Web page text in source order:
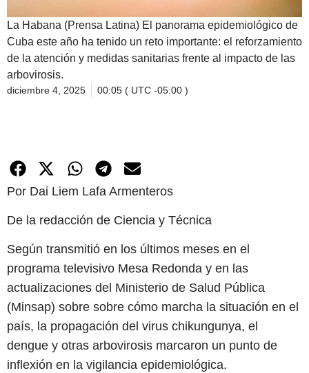
La Habana (Prensa Latina) El panorama epidemiológico de
Cuba este año ha tenido un reto importante: el reforzamiento
de la atención y medidas sanitarias frente al impacto de las
arbovirosis.
diciembre 4, 2025 00:05 ( UTC -05:00 )
Por Dai Liem Lafa Armenteros
De la redacción de Ciencia y Técnica
Según transmitió en los últimos meses en el
programa televisivo Mesa Redonda y en las
actualizaciones del Ministerio de Salud Pública
(Minsap) sobre sobre cómo marcha la situación en el
país, la propagación del virus chikungunya, el
dengue y otras arbovirosis marcaron un punto de
inflexión en la vigilancia epidemiológica.